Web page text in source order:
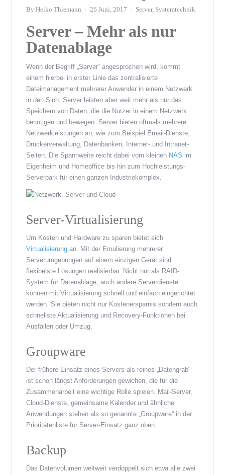
ByHeiko Thiemann 26 Juni, 2017 Server, Systemtechnik
Server – Mehr als nur
Datenablage
Wenn der Begriff „Server“ angesprochen wird, kommt
einem hierbei in erster Linie das zentralisierte
Dateimanagement mehrerer Anwender in einem Netzwerk
in den Sinn. Server leisten aber weit mehr als nur das
Speichern von Daten, die die Nutzer in einem Netzwerk
benötigen und bewegen. Server bieten oftmals mehrere
Netzwerkleistungen an, wie zum Beispiel Email-Dienste,
Druckerverwaltung, Datenbanken, Internet- und Intranet-
Seiten. Die Spannweite reicht dabei vom kleinen NAS im
Eigenheim und Homeoffice bis hin zum Hochleistungs-
Serverpark für einen ganzen Industriekomplex.
Server-Virtualisierung
Um Kosten und Hardware zu sparen bietet sich
Virtualisierung an. Mit der Emulierung mehrerer
Serverumgebungen auf einem einzigen Gerät sind
flexibelste Lösungen realisierbar. Nicht nur als RAID-
System für Datenablage, auch andere Serverdienste
können mit Virtualisierung schnell und einfach eingerichtet
werden. Sie bieten nicht nur Kostenersparnis sondern auch
schnellste Aktualisierung und Recovery-Funktionen bei
Ausfällen oder Umzug.
Groupware
Der frühere Einsatz eines Servers als reines „Datengrab“
ist schon längst Anforderungen gewichen, die für die
Zusammenarbeit eine wichtige Rolle spielen. Mail-Server,
Cloud-Dienste, gemeinsame Kalender und ähnliche
Anwendungen stehen als so genannte „Groupware“ in der
Prioritätenliste für Server-Einsatz ganz oben.
Backup
Das Datenvolumen weltweit verdoppelt sich etwa alle zwei